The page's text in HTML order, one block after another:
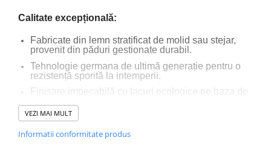
Calitate excepțională:
Fabricate din lemn stratificat de molid sau stejar,
provenit din păduri gestionate durabil.
Tehnologie germana de ultimă generație pentru o
rezistență sporită la intemperii.
Finisare impecabilă cu lacuri ecologice pe baza de
îndelungată.
VEZI MAI MULT
Informatii conformitate produs